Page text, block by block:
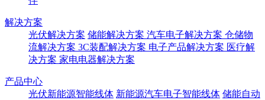
解决方案
光伏解决方案 储能解决方案 汽车电子解决方案 仓储物
流解决方案 3C装配解决方案 电子产品解决方案 医疗解
决方案 家电电器解决方案
产品中心
光伏新能源智能线体 新能源汽车电子智能线体 储能自动